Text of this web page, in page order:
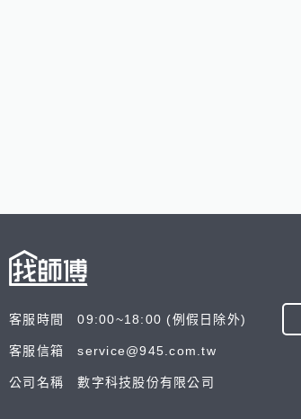
客服時間 09:00~18:00 (例假日除外)
客服信箱 service@945.com.tw
公司名稱 數字科技股份有限公司